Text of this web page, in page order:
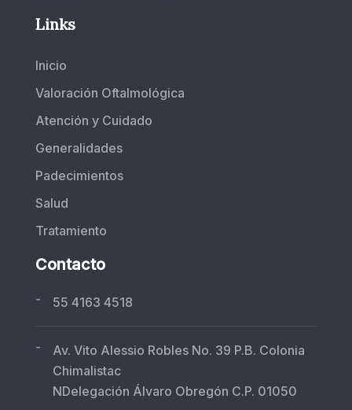
Links
Inicio
Valoración Oftalmológica
Atención y Cuidado
Generalidades
Padecimientos
Salud
Tratamiento
Contacto
- 55 4163 4518
-
Av. Vito Alessio Robles No. 39 P.B. Colonia
Chimalistac
NDelegación Álvaro Obregón C.P. 01050